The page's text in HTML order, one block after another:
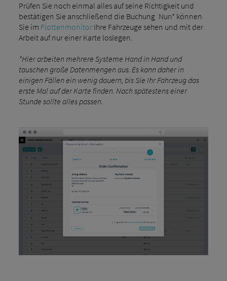
Prüfen Sie noch einmal alles auf seine Richtigkeit und
bestätigen Sie anschließend die Buchung. Nun* können
Sie im FlottenmonitorIhre Fahrzeuge sehen und mit der
Arbeit auf nur einer Karte loslegen.
*Hier arbeiten mehrere Systeme Hand in Hand und
tauschen große Datenmengen aus. Es kann daher in
einigen Fällen ein wenig dauern, bis Sie Ihr Fahrzeug das
erste Mal auf der Karte finden. Nach spätestens einer
Stunde sollte alles passen.